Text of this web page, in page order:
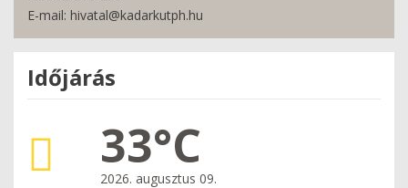
E-mail: hivatal@kadarkutph.hu
Időjárás
33°C
2026. augusztus 09.